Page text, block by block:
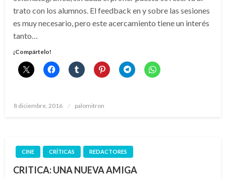
trato con los alumnos. El feedback en y sobre las sesiones
es muy necesario, pero este acercamiento tiene un interés
tanto…
¡Compártelo!
Publicado
8 diciembre, 2016 palomitron
CINE CRÍTICAS REDACTORES
CRITICA: UNA NUEVA AMIGA